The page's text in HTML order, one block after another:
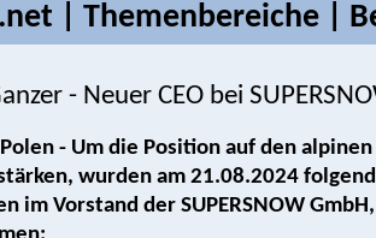
| Themenbereiche |
- Neuer CEO bei
- Um die Position auf den
wurden am 21.08.2024
im Vorstand der SUPERSNOW